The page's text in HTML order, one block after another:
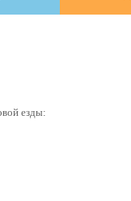
езды: